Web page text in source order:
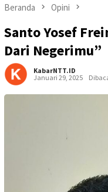
Beranda Opini
Santo Yosef
Dari Negerimu”
KabarNTT.ID
Januari 29, 2025